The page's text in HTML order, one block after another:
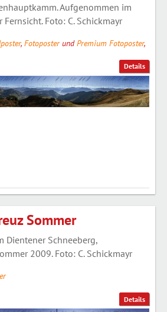
Details
Aufgenommen im
Foto: C. Schickmayr
, FotoposterundPremium Fotoposter,
Details
Sommer
Dientener Schneeberg,
2009. Foto: C. Schickmayr